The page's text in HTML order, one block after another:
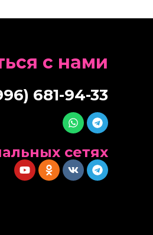
с нами
681-94-33
сетях